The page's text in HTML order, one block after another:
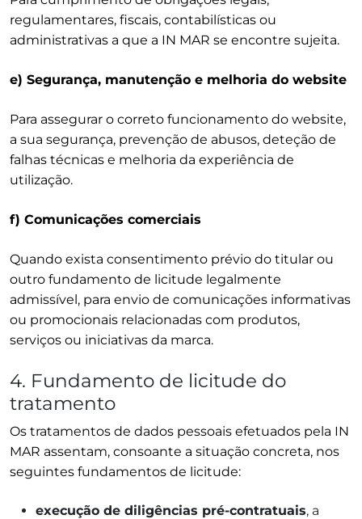
regulamentares, fiscais, contabilísticas ou
administrativas a que a IN MAR se encontre sujeita.
e) Segurança, manutenção e melhoria do website
Para assegurar o correto funcionamento do website,
a sua segurança, prevenção de abusos, deteção de
falhas técnicas e melhoria da experiência de
utilização.
f) Comunicações comerciais
Quando exista consentimento prévio do titular ou
outro fundamento de licitude legalmente
admissível, para envio de comunicações informativas
ou promocionais relacionadas com produtos,
serviços ou iniciativas da marca.
4. Fundamento de licitude do
tratamento
Os tratamentos de dados pessoais efetuados pela IN
MAR assentam, consoante a situação concreta, nos
seguintes fundamentos de licitude:
execução de diligências pré-contratuais, a